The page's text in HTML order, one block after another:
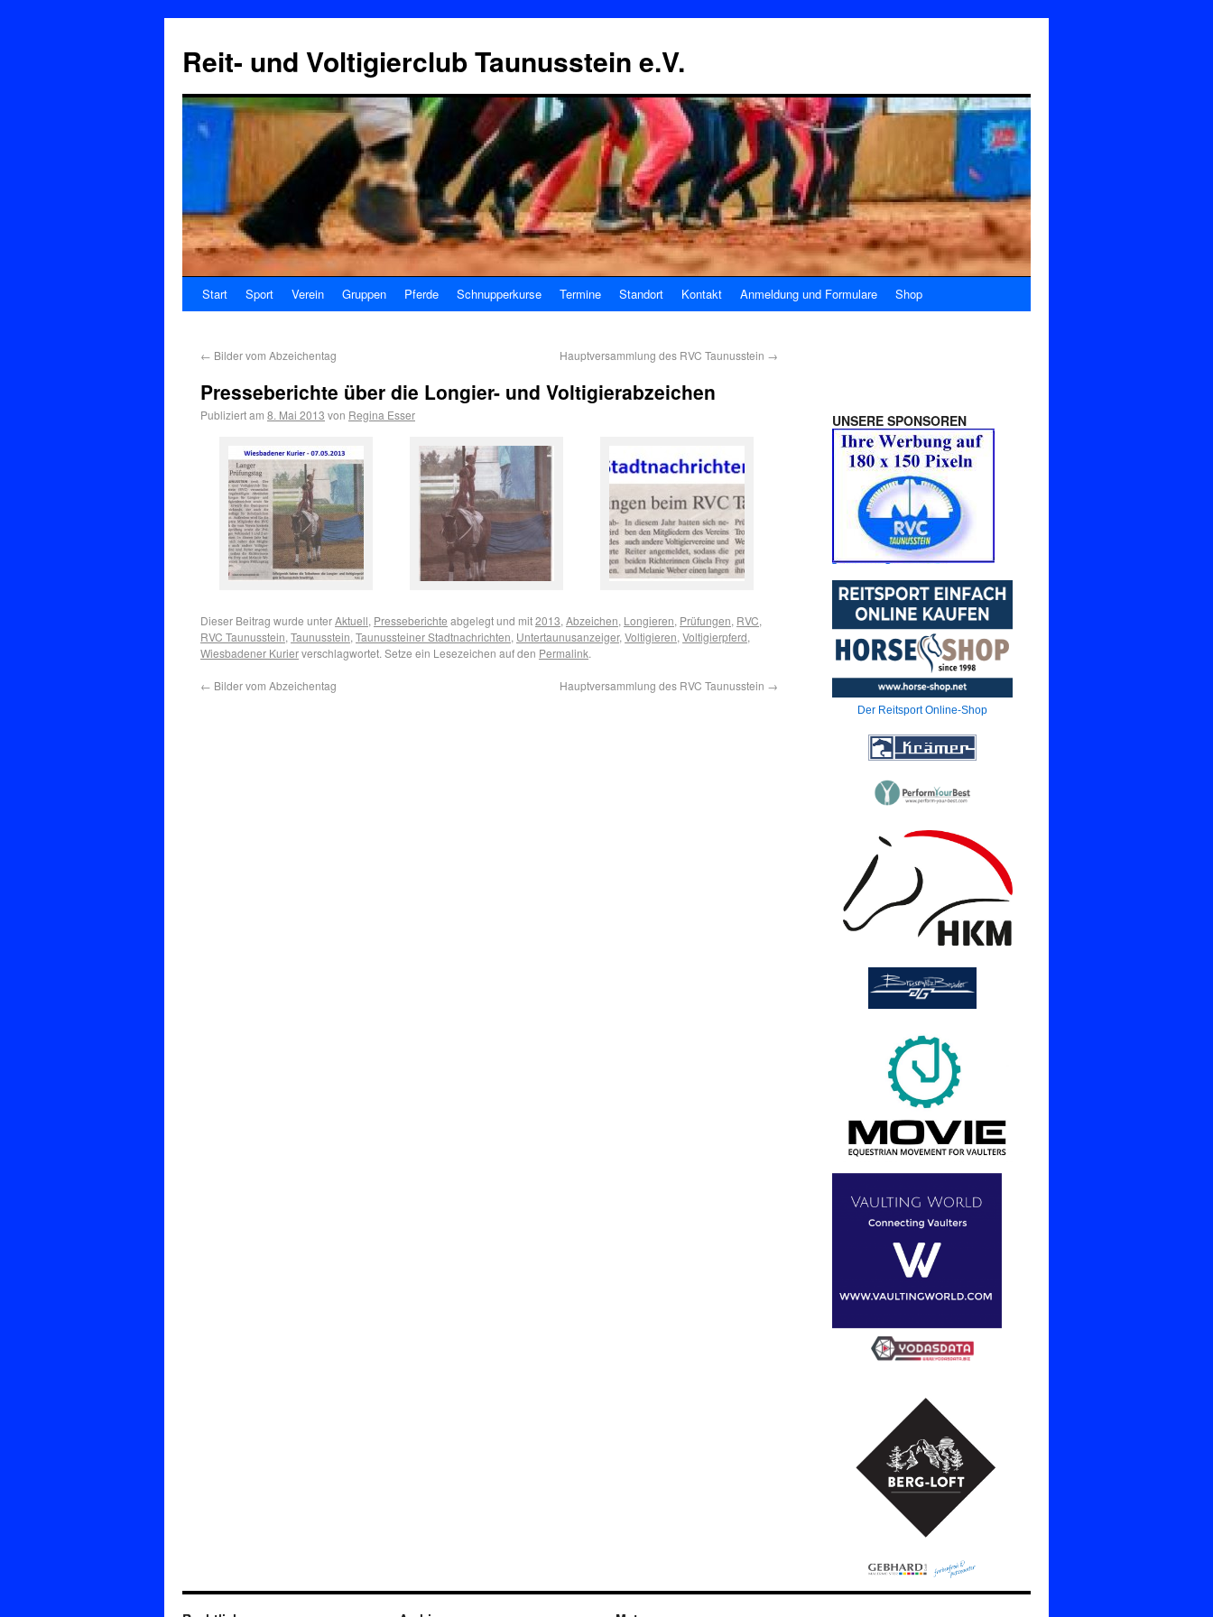
Reit- und Voltigierclub Taunusstein e.V.
Start Sport Verein Gruppen Pferde Schnupperkurse Termine Standort Kontakt Anmeldung und Formulare Shop
← Bilder vom Abzeichentag Hauptversammlung des RVC Taunusstein →
Presseberichte über die Longier- und Voltigierabzeichen
Publiziert am 8. Mai 2013 von Regina Esser
Dieser Beitrag wurde unterAktuell, Presseberichte abgelegt und mit2013, Abzeichen, Longieren, Prüfungen, RVC,
RVC Taunusstein, Taunusstein, Taunussteiner Stadtnachrichten, Untertaunusanzeiger, Voltigieren, Voltigierpferd,
Wiesbadener Kurierverschlagwortet. Setze ein Lesezeichen auf den Permalink.
← Bilder vom Abzeichentag Hauptversammlung des RVC Taunusstein →
UNSERE SPONSOREN
Der Reitsport Online-Shop